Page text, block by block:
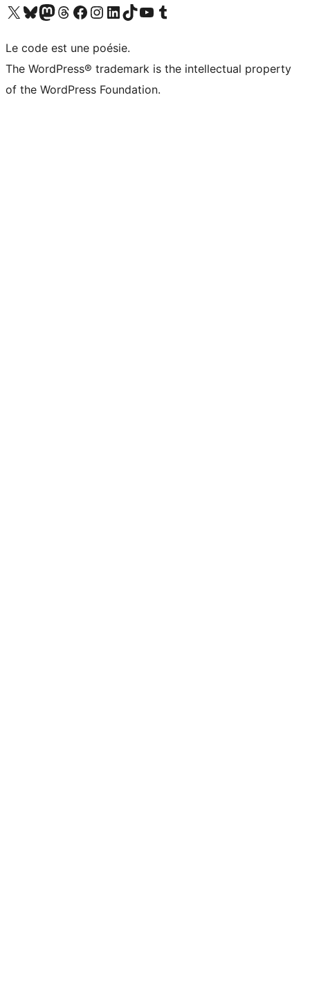
Visitez notre compte X (précédemment Twitter)
Visiter notre compte Bluesky
Visiter notre compte Mastodon
Visiter notre compte Threads
Consulter notre compte Facebook
Consulter notre compte Instagram
Consulter notre compte LinkedIn
Visiter notre compte TokTok
Visiter notre chaîne YouTube
Visiter notre compte Tumblr
Le code est une poésie.
The WordPress® trademark is the intellectual property
of the WordPress Foundation.